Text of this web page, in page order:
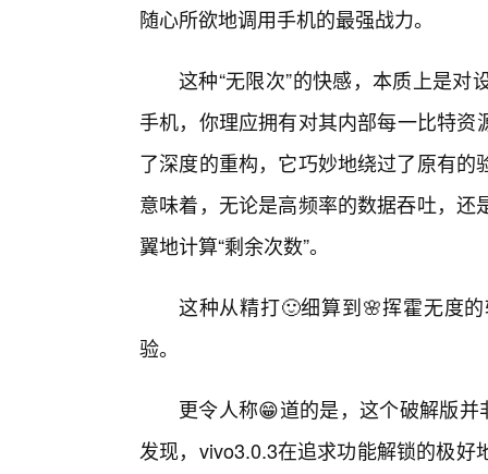
随心所欲地调用手机的最强战力。
这种“无限次”的快感，本质上是
手机，你理应拥有对其内部每一比特
了深度的重构，它巧妙地绕过了原有
意味着，无论是高频率的数据吞吐，
翼地计算“剩余次数”。
这种从精打🙂细算到🌸挥霍无度
验。
更令人称😁道的是，这个破解版并
发现，vivo3.0.3在追求功能解锁的极